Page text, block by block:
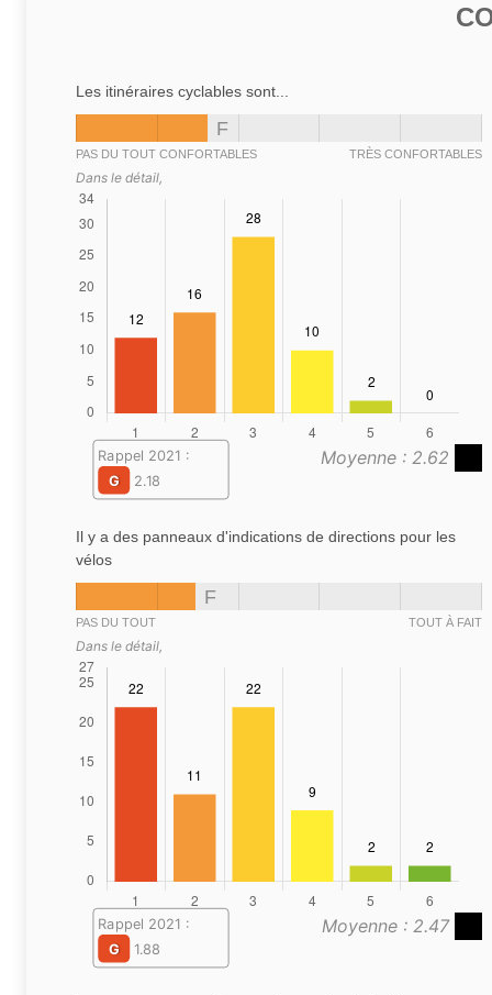
Les itinéraires cyclables sont...
F
PAS DU TOUT CONFORTABLES TRÈS CONFORTABLES
Dans le détail,
Moyenne : 2.62
Rappel 2021 :
G
2.18
Il y a des panneaux d'indications de directions pour les
vélos
F
PAS DU TOUT TOUT À FAIT
Dans le détail,
Moyenne : 2.47
Rappel 2021 :
G
1.88